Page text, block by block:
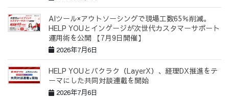
AIツール×アウトソーシングで現場工数65％削減。
HELP YOUとインゲージが次世代カスタマーサポート
運用術を公開 【7月9日開催】
2026年7月6日
HELP YOUとバクラク（LayerX）、経理DX推進をテ
ーマにした共同対談連載を開始
2026年7月6日